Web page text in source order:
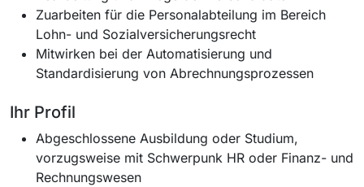
Zuarbeiten für die Personalabteilung im Bereich
Lohn- und Sozialversicherungsrecht
Mitwirken bei der Automatisierung und
Standardisierung von Abrechnungsprozessen
Ihr Profil
Abgeschlossene Ausbildung oder Studium,
vorzugsweise mit Schwerpunk HR oder Finanz- und
Rechnungswesen